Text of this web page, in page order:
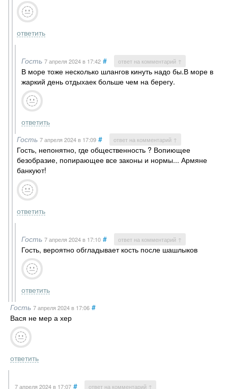
ответить
Гость 7 апреля 2024в 17:42 # ответ на комментарий ↑
В море тоже несколько шлангов кинуть надо бы.В море в
жаркий день отдыхаек больше чем на берегу.
ответить
Гость 7 апреля 2024в 17:09 # ответ на комментарий ↑
Гость, непонятно, где общественность ? Вопиющее
безобразие, попирающее все законы и нормы... Армяне
банкуют!
ответить
Гость 7 апреля 2024в 17:10 # ответ на комментарий ↑
Гость, вероятно обгладывает кость после шашлыков
ответить
Гость 7 апреля 2024в 17:06 #
Вася не мер а хер
ответить
7 апреля 2024в 17:07 # ответ на комментарий ↑